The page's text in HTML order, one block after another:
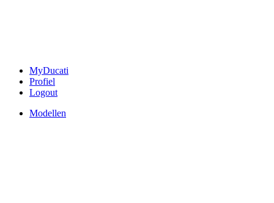
MyDucati
Profiel
Logout
Modellen